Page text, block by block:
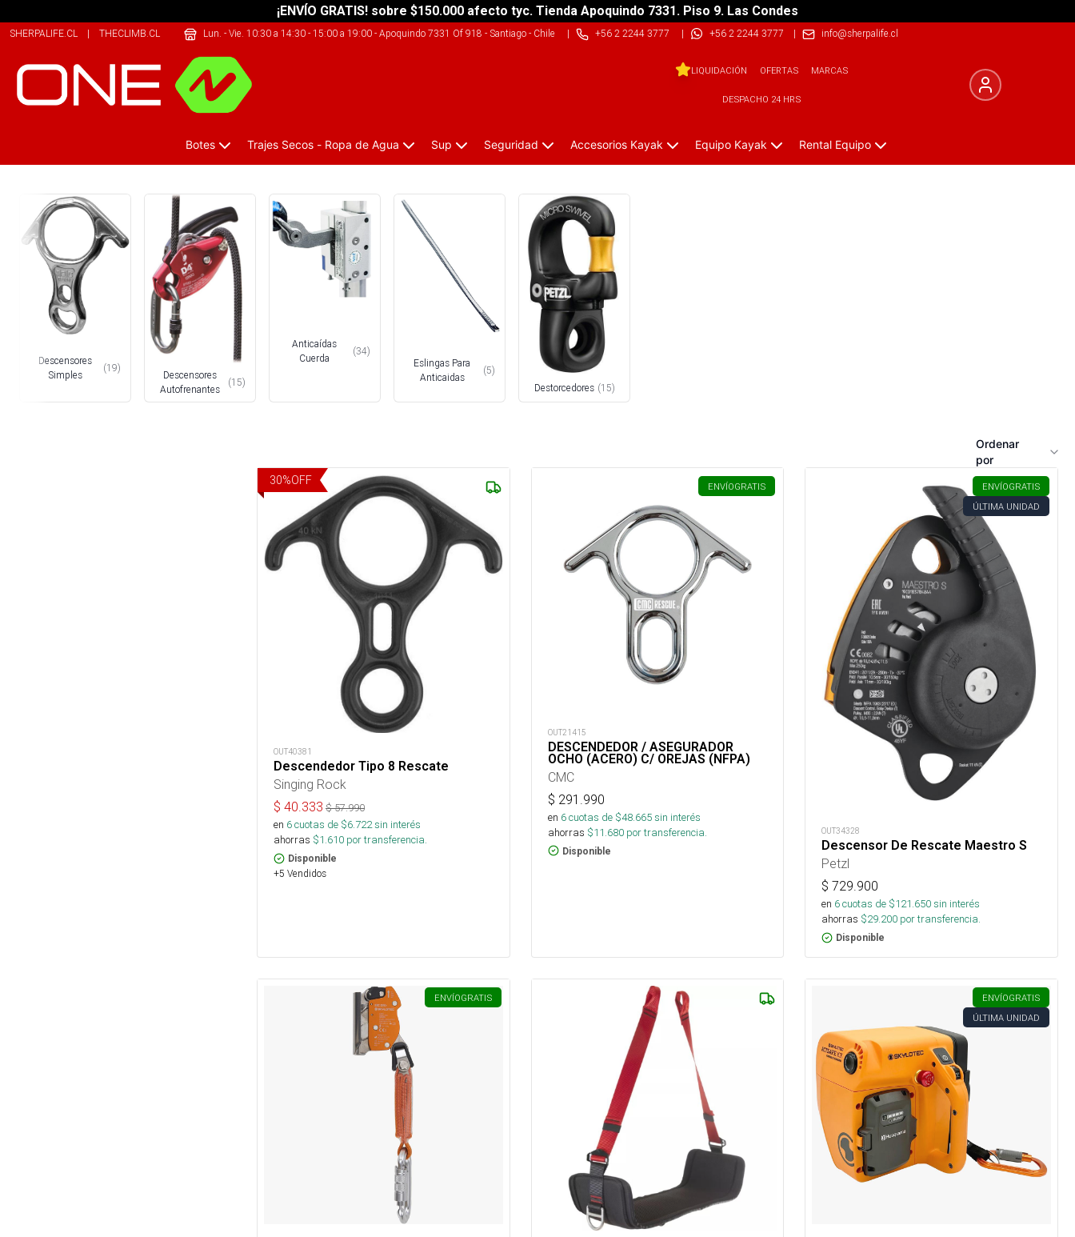
¡ENVÍO GRATIS! sobre $150.000 afecto tyc. Tienda Apoquindo 7331. Piso 9. Las Condes
SHERPALIFE.CL | THECLIMB.CL THEARMY.CL
Lun. - Vie. 10:30 a 14:30 - 15:00 a 19:00- Apoquindo 7331 Of 918 - Santiago - Chile| +56 2 2244 3777 | +56 2 2244 3777 | info@sherpalife.cl
LIQUIDACIÓN OFERTAS MARCAS
DESPACHO 24 HRS
Botes Trajes Secos - Ropa de Agua Sup Seguridad Accesorios Kayak Equipo Kayak Rental Equipo
Descensores
Simples
(19)
Descensores
Autofrenantes
(15)
Anticaídas
Cuerda
(34)
Eslingas Para
Anticaidas
(5)
Destorcedores (15)
Ordenar
por
30%OFF
OUT40381
Descendedor Tipo 8 Rescate
Singing Rock
$ 40.333 $57.990
en 6cuotas de $6.722sin interés
ahorras $1.610 por transferencia.
Disponible
+5 Vendidos
ENVÍOGRATIS
OUT21415
DESCENDEDOR / ASEGURADOR
OCHO (ACERO) C/ OREJAS (NFPA)
CMC
$ 291.990
en 6cuotas de $48.665sin interés
ahorras $11.680por transferencia.
Disponible
ENVÍOGRATIS
ÚLTIMA UNIDAD
OUT34328
Descensor De Rescate Maestro S
Petzl
$729.900
en 6cuotas de $121.650sin interés
ahorras $29.200 por transferencia.
Disponible
ENVÍOGRATIS ENVÍOGRATIS
ÚLTIMA UNIDAD